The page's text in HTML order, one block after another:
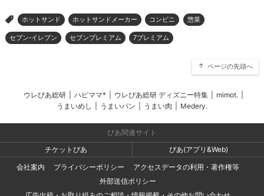
> ホットサンド ホットサンドメーカー コンビニ 惣菜
セブン‐イレブン セブンプレミアム 7プレミアム
ページの先頭へ
ウレぴあ総研 ハピママ* ウレぴあ総研 ディズニー特集 mimot.
うまいめし
うまいパン うまい肉 Medery.
ぴあ関連サイト
チケットぴあ
ぴあ(アプリ&Web)
会社案内
プライバシーポリシー
アクセスデータの利用・著作権等
外部送信ポリシー